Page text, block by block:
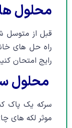
محلول
قبل از متوسل
راه حل های
رایج امتحان
محلول
سرکه یک پاک
موثر لکه های